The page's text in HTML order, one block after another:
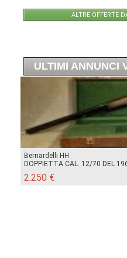
ALTRE OFFERTE
ULTIMI ANNUNCI
Bernardelli HH
DOPPIETTA CAL. 12/70 DEL
2.250 €